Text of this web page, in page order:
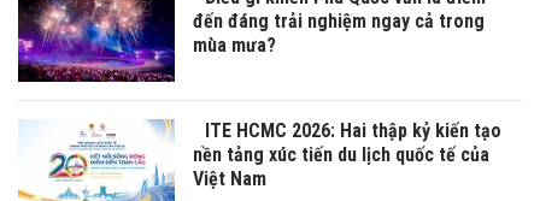
đến đáng trải nghiệm ngay cả trong
mùa mưa?
ITE HCMC 2026: Hai thập kỷ kiến tạo
nền tảng xúc tiến du lịch quốc tế của
Việt Nam